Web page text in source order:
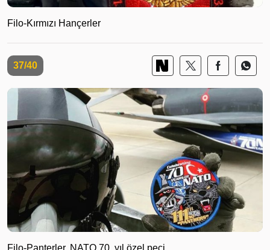
Filo-Kırmızı Hançerler
37/40